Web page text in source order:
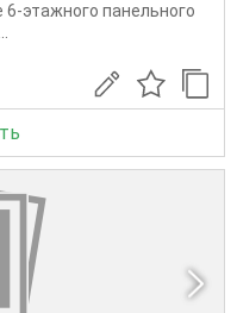
этажного панельного